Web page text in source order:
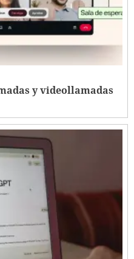
y videollamadas